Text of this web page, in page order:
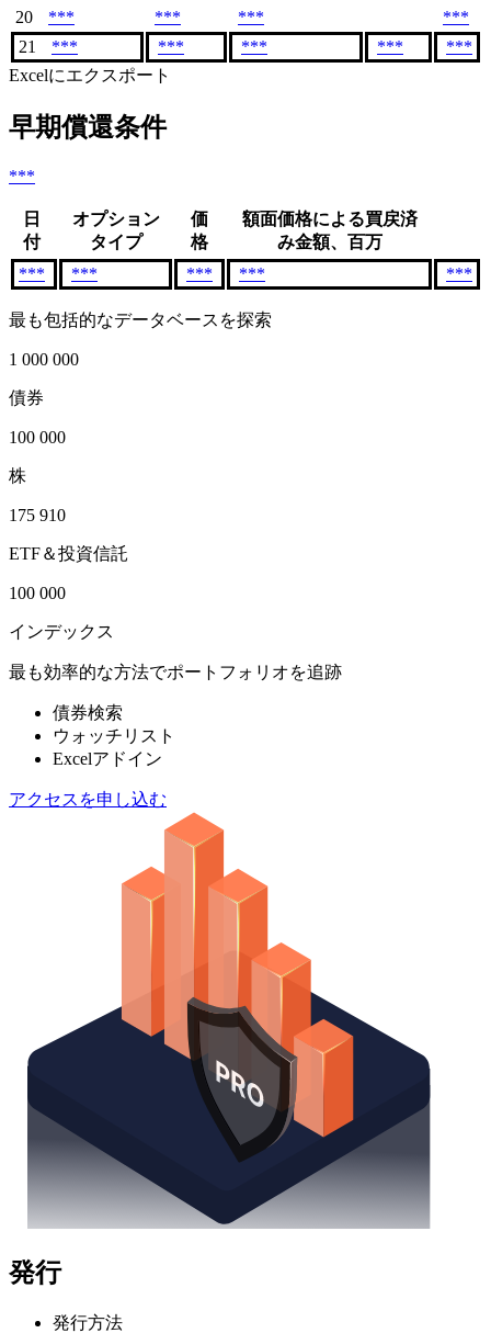
20
*** *** ***
***
21
*** *** *** ***
***
Excelにエクスポート
早期償還条件
***
日
付
オプション
タイプ
価
格
額面価格による買戻済
み金額、百万
***
*** *** *** ***
最も包括的なデータベースを探索
1 000 000
債券
100 000
株
175 910
ETF＆投資信託
100 000
インデックス
最も効率的な方法でポートフォリオを追跡
債券検索
ウォッチリスト
Excelアドイン
アクセスを申し込む
発行
発行方法